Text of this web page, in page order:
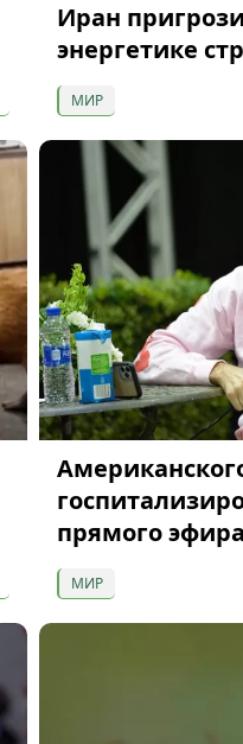
Иран
энергетике
МИР
прямого
МИР